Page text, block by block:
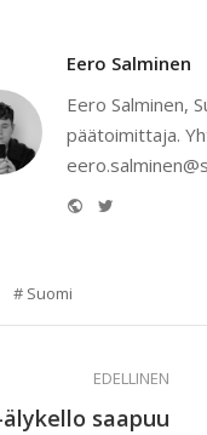
Eero Salminen
Eero Salminen,
päätoimittaja.
Website
Suomi
EDELLINEN
saapuu